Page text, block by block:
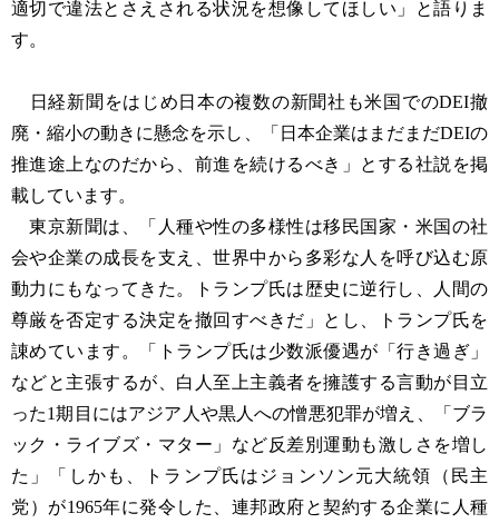
適切で違法とさえされる状況を想像してほしい」と語りま
す。
日経新聞をはじめ日本の複数の新聞社も米国でのDEI撤
廃・縮小の動きに懸念を示し、「日本企業はまだまだDEIの
推進途上なのだから、前進を続けるべき」とする社説を掲
載しています。
東京新聞は、「人種や性の多様性は移民国家・米国の社
会や企業の成長を支え、世界中から多彩な人を呼び込む原
動力にもなってきた。トランプ氏は歴史に逆行し、人間の
尊厳を否定する決定を撤回すべきだ」とし、トランプ氏を
諌めています。「トランプ氏は少数派優遇が「行き過ぎ」
などと主張するが、白人至上主義者を擁護する言動が目立
った1期目にはアジア人や黒人への憎悪犯罪が増え、「ブラ
ック・ライブズ・マター」など反差別運動も激しさを増し
た」「しかも、トランプ氏はジョンソン元大統領（民主
党）が1965年に発令した、連邦政府と契約する企業に人種